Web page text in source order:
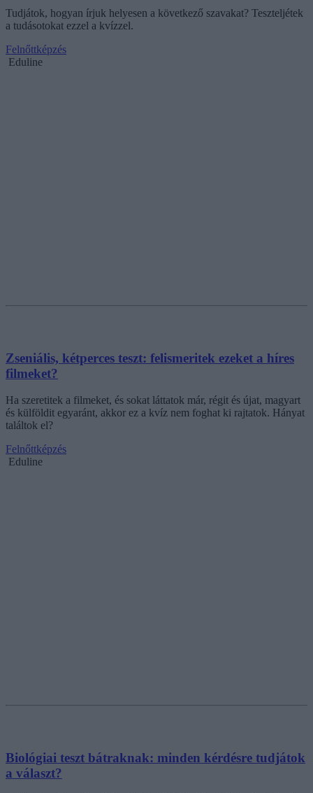
Tudjátok, hogyan írjuk helyesen a következő szavakat? Teszteljétek
a tudásotokat ezzel a kvízzel.
Felnőttképzés
Eduline
Zseniális, kétperces teszt: felismeritek ezeket a híres
filmeket?
Ha szeretitek a filmeket, és sokat láttatok már, régit és újat, magyart
és külföldit egyaránt, akkor ez a kvíz nem foghat ki rajtatok. Hányat
találtok el?
Felnőttképzés
Eduline
Biológiai teszt bátraknak: minden kérdésre tudjátok
a választ?